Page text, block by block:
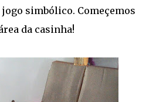
jogo simbólico. Começemos
da casinha!